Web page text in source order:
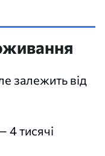
залежить від
4 тисячі